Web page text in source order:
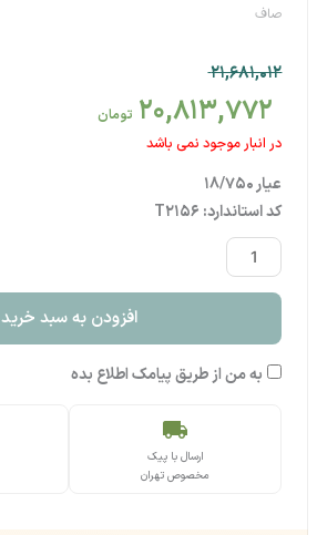
صاف
21,681,012
20,813,772 تومان
در انبار موجود نمی باشد
عیار 18/750
کد استاندارد: T2156
انگشتر
مینیمال
جفت
قلب
عدد
افزودن به سبد خرید
به من از طریق پیامک اطلاع بده
local_shipping
ارسال با پیک
مخصوص تهران